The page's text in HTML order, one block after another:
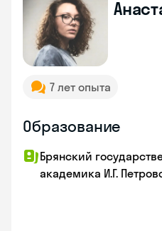
7 лет опыта
Образование
Брянский
академика И.Г.
Skyeng Chat
online